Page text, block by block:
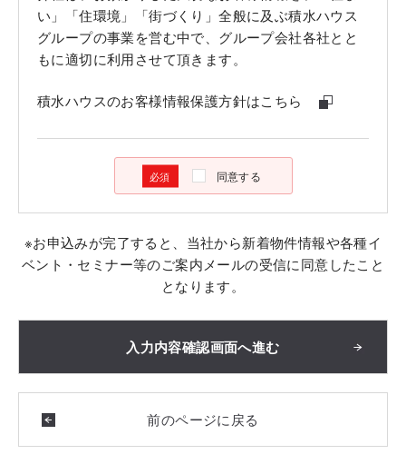
い」「住環境」「街づくり」全般に及ぶ積水ハウス
グループの事業を営む中で、グループ会社各社とと
もに適切に利用させて頂きます。
積水ハウスのお客様情報保護方針はこちら
同意する
※お申込みが完了すると、当社から新着物件情報や各種イ
ベント・セミナー等のご案内メールの受信に同意したこと
となります。